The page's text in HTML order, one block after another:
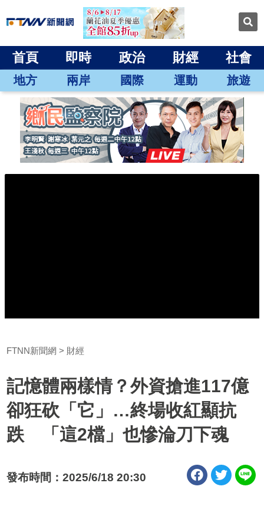
首頁 即時 政治 財經 社會
地方 兩岸 國際 運動 旅遊
FTNN新聞網 財經
記憶體兩樣情？外資搶進117億
卻狂砍「它」…終場收紅顯抗
跌 「這2檔」也慘淪刀下魂
發布時間：2025/6/18 20:30